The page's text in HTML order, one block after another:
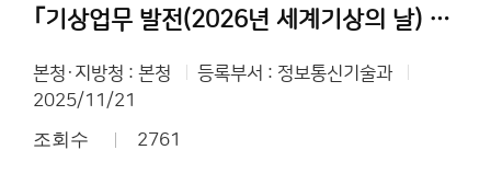
｢기상업무 발전(2026년 세계기상의 날) 유공 정부포상｣ 계획 공고
본청·지방청 : 본청
등록부서 : 정보통신기술과
2025/11/21
조회수 2761